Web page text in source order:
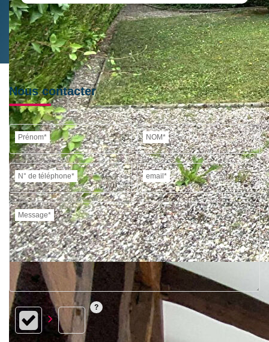
Nous contacter
Prénom* NOM*
N° de téléphone* email*
Message*